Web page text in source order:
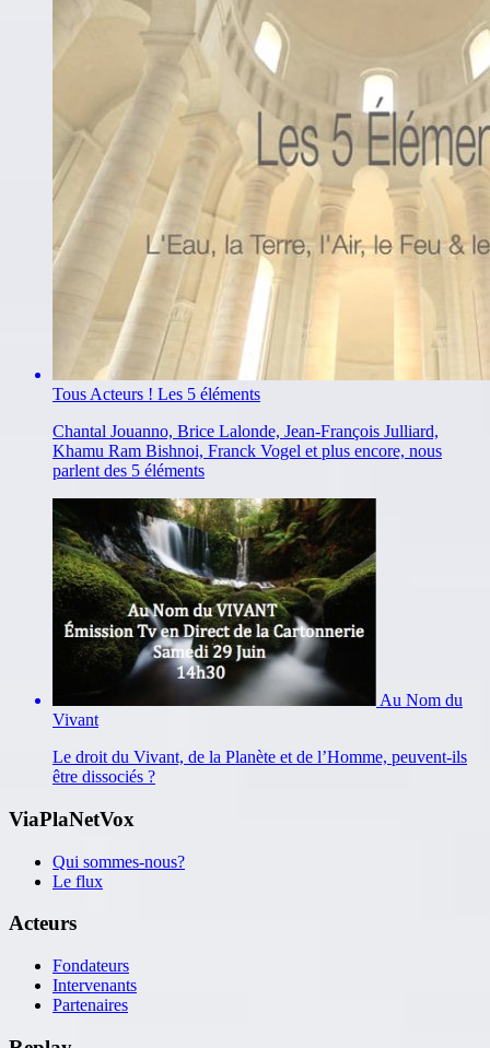
Tous Acteurs ! Les 5 éléments
Chantal Jouanno, Brice Lalonde, Jean-François Julliard,
Khamu Ram Bishnoi, Franck Vogel et plus encore, nous
parlent des 5 éléments
Au Nom du
Vivant
Le droit du Vivant, de la Planète et de l’Homme, peuvent-ils
être dissociés ?
ViaPlaNetVox
Qui sommes-nous?
Le flux
Acteurs
Fondateurs
Intervenants
Partenaires